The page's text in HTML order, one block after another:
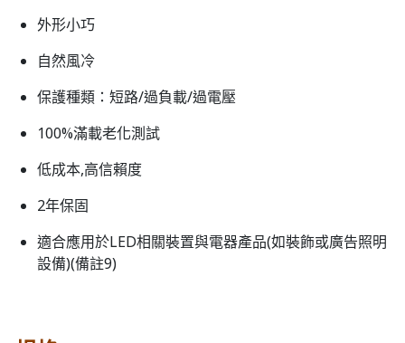
外形小巧
自然風冷
保護種類：短路/過負載/過電壓
100%滿載老化測試
低成本,高信賴度
2年保固
適合應用於LED相關裝置與電器產品(如裝飾或廣告照明
設備)(備註9)